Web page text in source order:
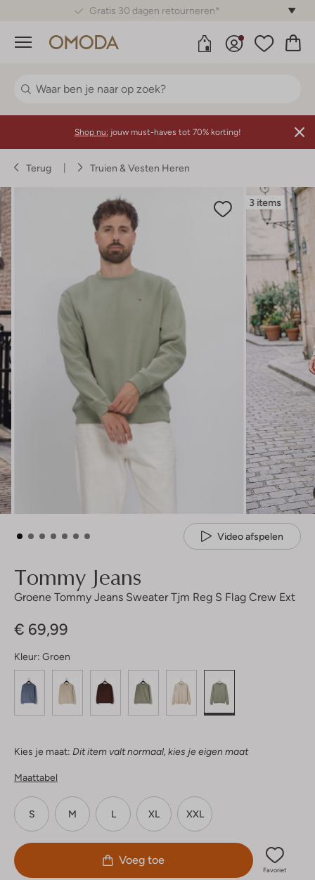
Betaal achteraf met Klarna
Menu
Shop nu: jouw must-haves tot 70% korting!
Terug Truien & Vesten Heren
3 items
Video afspelen
Tommy Jeans
Groene Tommy Jeans Sweater Tjm Reg S Flag Crew Ext
€ 69,99
Kleur: Groen
Kies je maat: Dit item valt normaal, kies je eigen maat
Maattabel
S M L XL XXL
Voeg toe
Favoriet